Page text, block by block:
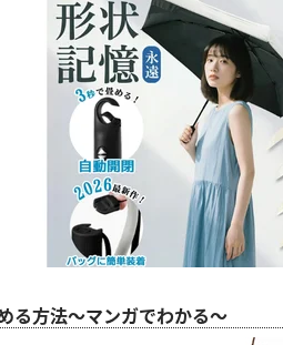
る方法～マンガでわかる～